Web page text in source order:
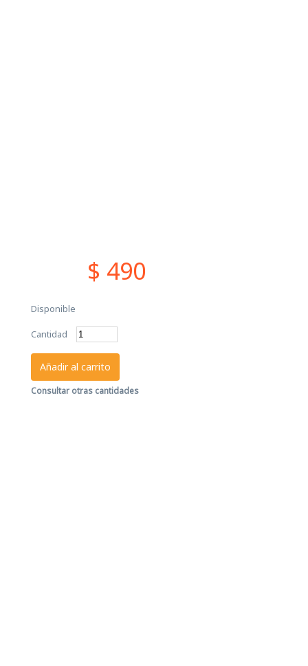
$ 490
Disponible
Cantidad
Añadir al carrito
Consultar otras cantidades